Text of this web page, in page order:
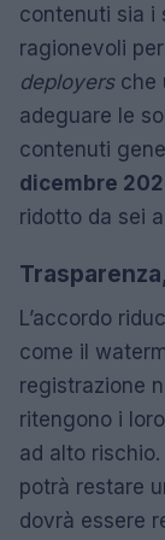
contenuti sia i
ragionevoli
deployersche
adeguare le
contenuti
dicembre
ridotto da sei
L’accordo
come il
registrazione
ritengono i
ad alto rischio.
potrà restare
dovrà essere